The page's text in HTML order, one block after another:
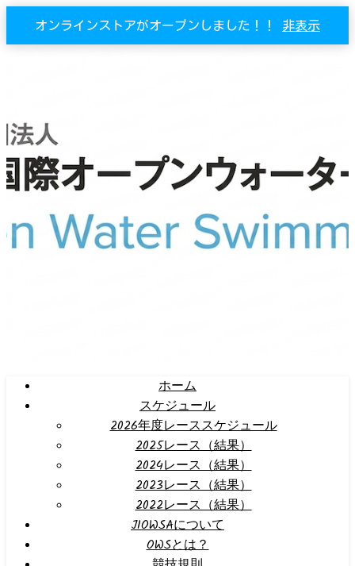
オンラインストアがオープンしました！！ 非表示
ホーム
スケジュール
2026年度レーススケジュール
2025レース（結果）
2024レース（結果）
2023レース（結果）
2022レース（結果）
JIOWSAについて
OWSとは？